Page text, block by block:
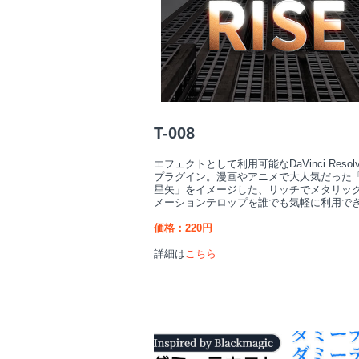
T-008
エフェクトとして利用可能なDaVinci
プラグイン。漫画やアニメで大人気だった
星矢」をイメージした、リッチでメタリッ
メーションテロップを誰でも気軽に利用で
価格：220円
詳細は こちら